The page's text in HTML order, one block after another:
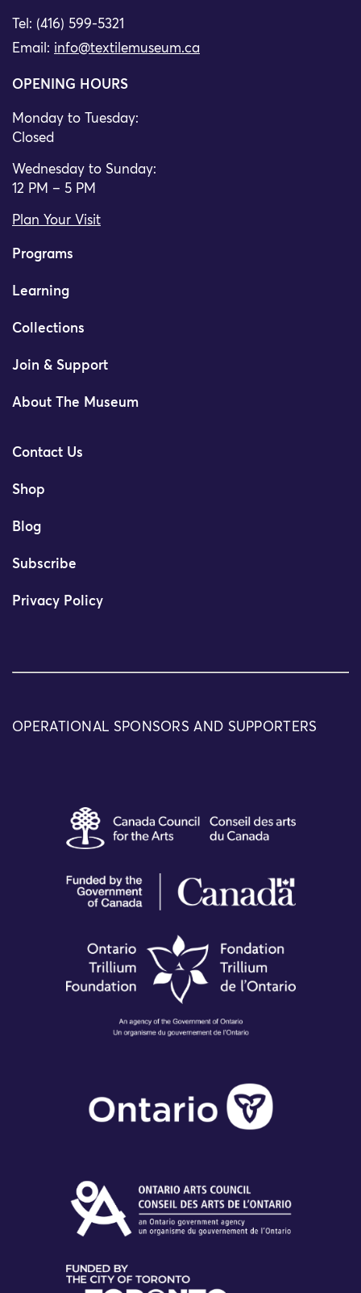
Tel: (416) 599-5321
Email: info@textilemuseum.ca
OPENING HOURS
Monday to Tuesday:
Closed
Wednesday to Sunday:
12 PM – 5 PM
Plan Your Visit
Programs
Learning
Collections
Join & Support
About The Museum
Contact Us
Shop
Blog
Subscribe
Privacy Policy
OPERATIONAL SPONSORS AND SUPPORTERS